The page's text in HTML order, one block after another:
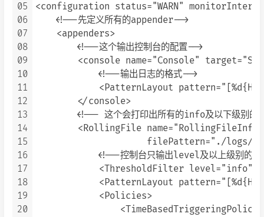
05
06
07
08
09
10
11
12
13
14
15
16
17
18
19
20
<configuration status="WARN"
    <!--先定义所有的appender-->
    <appenders>
        <!--这个输出控制台的配置-->
<console name="Console"
            <!--输出日志的格式-->
<PatternLayout
        </console>
<!-- 这个会打印出所有的info及以下级别的
<RollingFile
filePattern="./logs/
<!--控制台只输出level及以上级别的
<ThresholdFilter level="info"
<PatternLayout
            <Policies>